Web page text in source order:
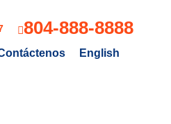
804-888-8888
English